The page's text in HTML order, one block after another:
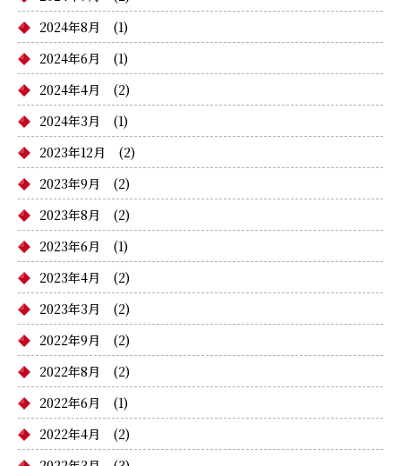
2024年8月
(1)
2024年6月
(1)
2024年4月
(2)
2024年3月
(1)
2023年12月
(2)
2023年9月
(2)
2023年8月
(2)
2023年6月
(1)
2023年4月
(2)
2023年3月
(2)
2022年9月
(2)
2022年8月
(2)
2022年6月
(1)
2022年4月
(2)